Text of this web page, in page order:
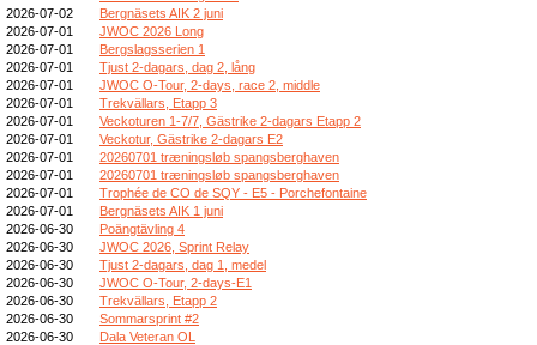
2026-07-02
Bergnäsets AIK 2 juni
2026-07-01
JWOC 2026 Long
2026-07-01
Bergslagsserien 1
2026-07-01
Tjust 2-dagars, dag 2, lång
2026-07-01
JWOC O-Tour, 2-days, race 2, middle
2026-07-01
Trekvällars, Etapp 3
2026-07-01
Veckoturen 1-7/7, Gästrike 2-dagars Etapp 2
2026-07-01
Veckotur, Gästrike 2-dagars E2
2026-07-01
20260701 træningsløb spangsberghaven
2026-07-01
20260701 træningsløb spangsberghaven
2026-07-01
Trophée de CO de SQY - E5 - Porchefontaine
2026-07-01
Bergnäsets AIK 1 juni
2026-06-30
Poängtävling 4
2026-06-30
JWOC 2026, Sprint Relay
2026-06-30
Tjust 2-dagars, dag 1, medel
2026-06-30
JWOC O-Tour, 2-days-E1
2026-06-30
Trekvällars, Etapp 2
2026-06-30
Sommarsprint #2
2026-06-30
Dala Veteran OL